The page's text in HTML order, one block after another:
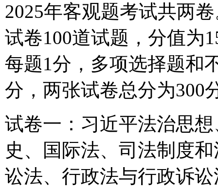
2025年客观题考试共两
试卷100道试题，分值为
每题1分，多项选择题和
分，两张试卷总分为300
试卷一：习近平法治思
史、国际法、司法制度
讼法、行政法与行政诉讼